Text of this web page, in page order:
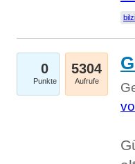
0
Punkte
5304
Aufrufe